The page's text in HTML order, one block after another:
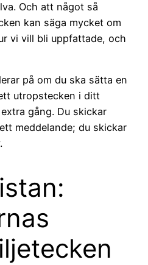
Och att något så
kan säga mycket om
vi vill bli uppfattade, och
på om du ska sätta en
utropstecken i ditt
gång. Du skickar
meddelande; du skickar